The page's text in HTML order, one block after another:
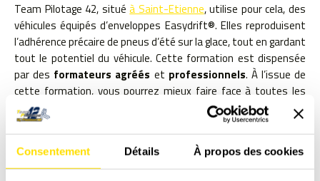
Consentement Détails À propos des cookies
Team Pilotage 42, situéà Saint-Etienne, utilise pour cela, des
véhicules équipés d’enveloppes Easydrift®. Elles reproduisent
l’adhérence précaire de pneus d’été sur la glace, tout en gardant
tout le potentiel du véhicule. Cette formation est dispensée
par des formateurs agréés et professionnels. À l’issue de
cette formation, vous pourrez mieux faire face à toutes les
situations dangereuses sur la route et réduire les risques